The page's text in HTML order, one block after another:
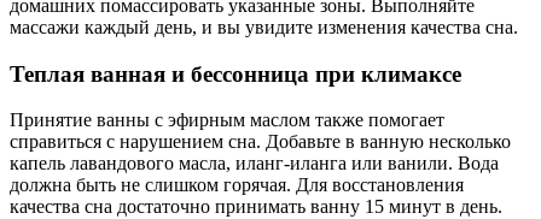
домашних помассировать указанные зоны. Выполняйте
массажи каждый день, и вы увидите изменения качества сна.
Теплая ванная и бессонница при климаксе
Принятие ванны с эфирным маслом также помогает
справиться с нарушением сна. Добавьте в ванную несколько
капель лавандового масла, иланг-иланга или ванили. Вода
должна быть не слишком горячая. Для восстановления
качества сна достаточно принимать ванну 15 минут в день.